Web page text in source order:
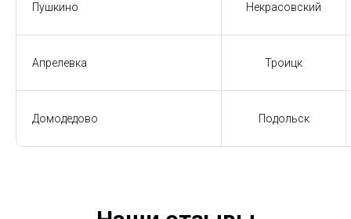
Пушкино Некрасовский
Апрелевка Троицк
Домодедово Подольск